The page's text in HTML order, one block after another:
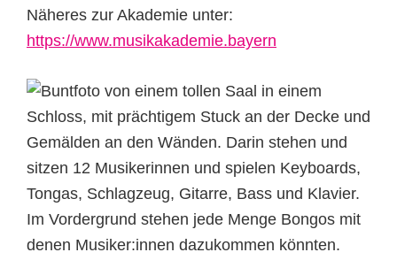
Näheres zur Akademie unter:
https://www.musikakademie.bayern